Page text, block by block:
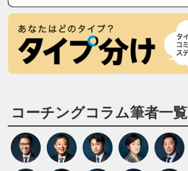
コーチングコラム筆者一覧